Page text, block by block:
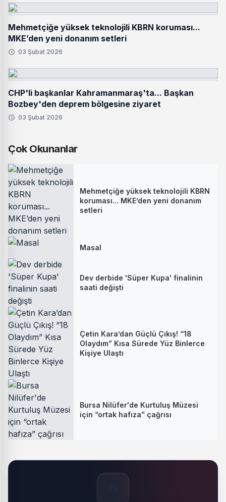
Mehmetçiğe yüksek teknolojili KBRN koruması...
MKE’den yeni donanım setleri
03 Şubat 2026
CHP'li başkanlar Kahramanmaraş'ta... Başkan
Bozbey'den deprem bölgesine ziyaret
03 Şubat 2026
Çok Okunanlar
Mehmetçiğe yüksek teknolojili KBRN
koruması... MKE’den yeni donanım
setleri
Masal
Dev derbide 'Süper Kupa' finalinin
saati değişti
Çetin Kara’dan Güçlü Çıkış! “18
Olaydım” Kısa Sürede Yüz Binlerce
Kişiye Ulaştı
Bursa Nilüfer'de Kurtuluş Müzesi
için “ortak hafıza” çağrısı